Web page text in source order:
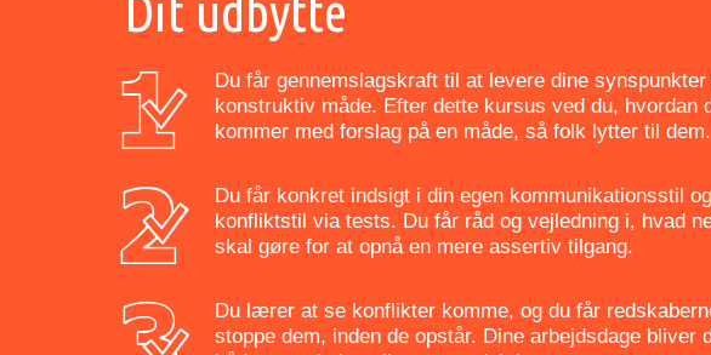
Du får gennemslagskraft til at levere dine synspunkter
konstruktiv måde. Efter dette kursus ved du, hvordan
kommer med forslag på en måde, så folk lytter til dem.
Du får konkret indsigt i din egen kommunikationsstil og
konfliktstil via tests. Du får råd og vejledning i, hvad
skal gøre for at opnå en mere assertiv tilgang.
Du lærer at se konflikter komme, og du får
stoppe dem, inden de opstår. Dine arbejdsdage bliver